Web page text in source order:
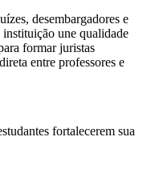
desembargadores e
une qualidade
formar juristas
entre professores e
fortalecerem sua